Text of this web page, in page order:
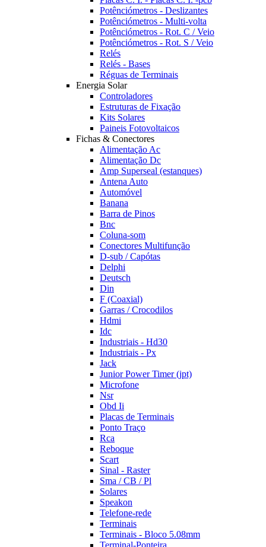
Potênciómetros - Deslizantes
Potênciómetros - Multi-volta
Potênciómetros - Rot. C / Veio
Potênciómetros - Rot. S / Veio
Relés
Relés - Bases
Réguas de Terminais
Energia Solar
Controladores
Estruturas de Fixação
Kits Solares
Paineis Fotovoltaicos
Fichas & Conectores
Alimentação Ac
Alimentação Dc
Amp Superseal (estanques)
Antena Auto
Automóvel
Banana
Barra de Pinos
Bnc
Coluna-som
Conectores Multifunção
D-sub / Capótas
Delphi
Deutsch
Din
F (Coaxial)
Garras / Crocodilos
Hdmi
Idc
Industriais - Hd30
Industriais - Px
Jack
Junior Power Timer (jpt)
Microfone
Nsr
Obd Ii
Placas de Terminais
Ponto Traço
Rca
Reboque
Scart
Sinal - Raster
Sma / CB / Pl
Solares
Speakon
Telefone-rede
Terminais
Terminais - Bloco 5.08mm
Terminal-Ponteira